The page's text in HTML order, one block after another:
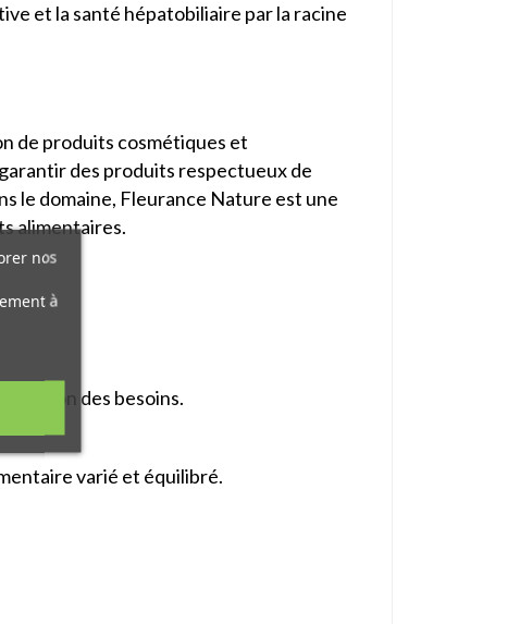
et la santé hépatobiliaire par la racine
de produits cosmétiques et
des produits respectueux de
le domaine, Fleurance Nature est une
alimentaires.
selon des besoins.
varié et équilibré.
nos
à